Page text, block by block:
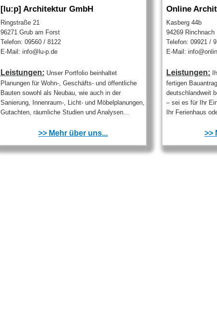
[lu:p] Architektur GmbH
Ringstraße 21
96271 Grub am Forst
Telefon: 09560 / 8122
E-Mail: info@lu-p.de
Leistungen: Unser Portfolio beinhaltet
Planungen für Wohn-, Geschäfts- und öffentliche
Bauten sowohl als Neubau, wie auch in der
Sanierung, Innenraum-, Licht- und Möbelplanungen,
Gutachten, räumliche Studien und Analysen...
>> Mehr über uns...
Online
Kasberg 44b
94269 Rinchnach
Telefon: 09921 /
E-Mail:
Leistungen:
fertigen
deutschlandweit
– sei es für Ihr
Ihr Ferienhaus
>>